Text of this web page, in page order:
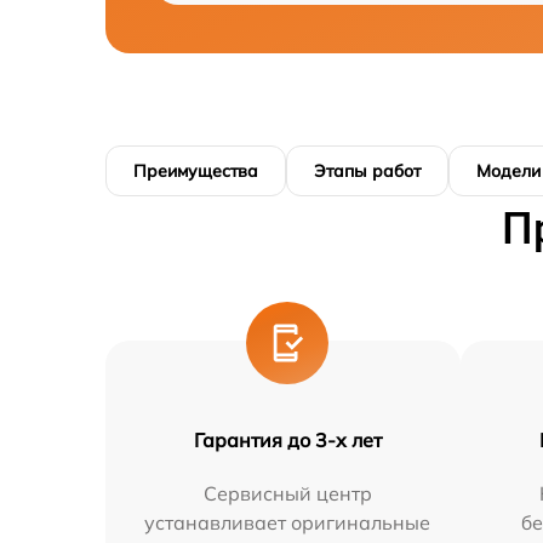
Преимущества Этапы работ Модели
Гарантия до 3-х лет
Сервисный центр
устанавливает оригинальные